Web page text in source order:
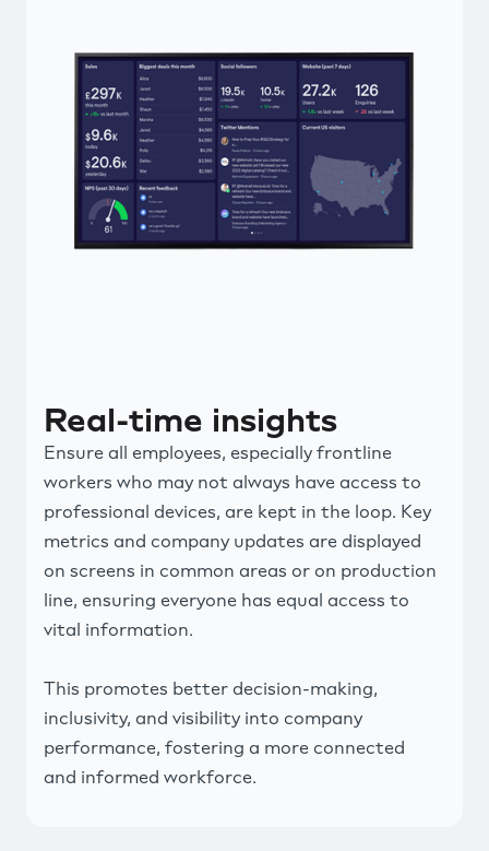
Real-time insights
Ensure all employees, especially frontline
workers who may not always have access to
professional devices, are kept in the loop. Key
metrics and company updates are displayed
on screens in common areas or on production
line, ensuring everyone has equal access to
vital information.
This promotes better decision-making,
inclusivity, and visibility into company
performance, fostering a more connected
and informed workforce.